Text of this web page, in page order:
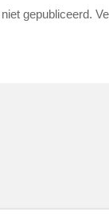
gepubliceerd.